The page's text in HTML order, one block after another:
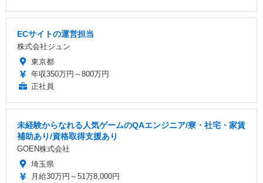
ECサイトの運営担当
株式会社ジュン
東京都
年収350万円～800万円
正社員
未経験からなれる人気ゲームのQAエンジニア/寮・社宅・家賃
補助あり/資格取得支援あり
GOEN株式会社
埼玉県
月給30万円～51万8,000円